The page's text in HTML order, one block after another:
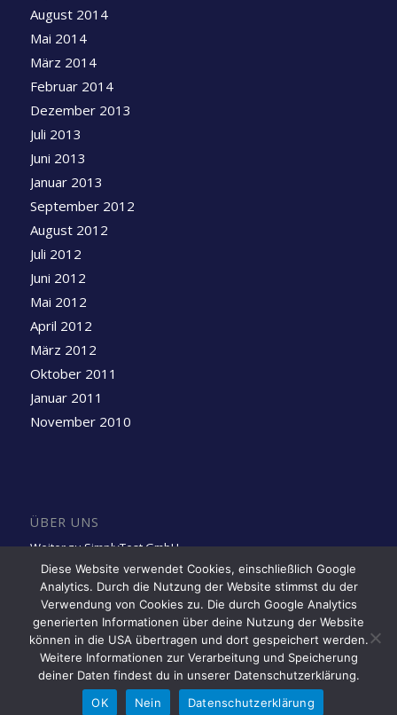
August 2014
Mai 2014
März 2014
Februar 2014
Dezember 2013
Juli 2013
Juni 2013
Januar 2013
September 2012
August 2012
Juli 2012
Juni 2012
Mai 2012
April 2012
März 2012
Oktober 2011
Januar 2011
November 2010
ÜBER UNS
Weiter zu SimplyTest GmbH
Folge uns auf LinkedIn
Diese Website verwendet Cookies, einschließlich Google
Analytics. Durch die Nutzung der Website stimmst du der
Verwendung von Cookies zu. Die durch Google Analytics
generierten Informationen über deine Nutzung der Website
können in die USA übertragen und dort gespeichert werden.
Weitere Informationen zur Verarbeitung und Speicherung
deiner Daten findest du in unserer Datenschutzerklärung.
OK
Nein Datenschutzerklärung